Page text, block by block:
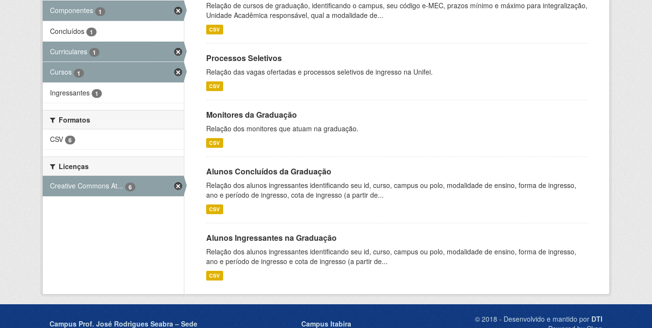
Componentes 1
Concluídos 1
Curriculares 1
Cursos 1
Ingressantes 1
Formatos
CSV
6
Licenças
Creative Commons At...
6
Relação de cursos de graduação, identificando o campus, seu código e-MEC, prazos mínimo e máximo para integralização,
Unidade Acadêmica responsável, qual a modalidade de...
CSV
Processos Seletivos
Relação das vagas ofertadas e processos seletivos de ingresso na Unifei.
CSV
Monitores da Graduação
Relação dos monitores que atuam na graduação.
CSV
Alunos Concluídos da Graduação
Relação dos alunos ingressantes identificando seu id, curso, campus ou polo, modalidade de ensino, forma de ingresso,
ano e período de ingresso, cota de ingresso (a partir de...
CSV
Alunos Ingressantes na Graduação
Relação dos alunos ingressantes identificando seu id, curso, campus ou polo, modalidade de ensino, forma de ingresso,
ano e período de ingresso e cota de ingresso (a partir de...
CSV
Campus Prof. José Rodrigues Seabra – Sede Campus Itabira © 2018 - Desenvolvido e mantido por DTI